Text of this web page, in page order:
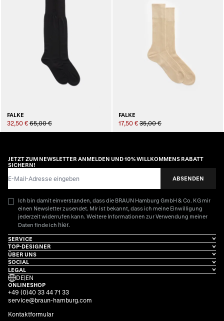
FALKE
32,50 € 65,00 €
FALKE
17,50 € 35,00 €
JETZT ZUM NEWSLETTER ANMELDEN UND 10% WILLKOMMENS RABATT
SICHERN!
ABSENDEN
Ich bin damit einverstanden, dass die BRAUN Hamburg GmbH & Co. KG mir
einen Newsletter zusendet. Mir ist bekannt, dass ich meine Einwilligung
jederzeit widerrufen kann. Weitere Informationen zur Verwendung meiner
Daten finde ich hier.
SERVICE
TOP-DESIGNER
ÜBER UNS
SOCIAL
LEGAL
DE|EN
ONLINESHOP
+49 (0)40 33 44 71 33
service@braun-hamburg.com
Kontaktformular